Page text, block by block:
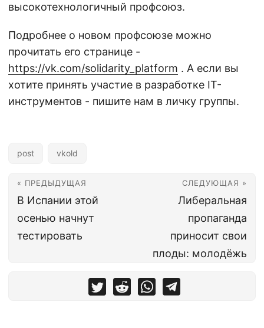
высокотехнологичный профсоюз.
Подробнее о новом профсоюзе можно
прочитать его странице -
https://vk.com/solidarity_platform . А если вы
хотите принять участие в разработке IT-
инструментов - пишите нам в личку группы.
post vkold
« ПРЕДЫДУЩАЯ
В Испании этой
осенью начнут
тестировать
СЛЕДУЮЩАЯ »
Либеральная
пропаганда
приносит свои
плоды: молодёжь